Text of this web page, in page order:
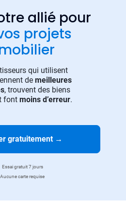
allié pour
projets
qui utilisent
de meilleures
, trouvent des biens
font moins d’erreur.
gratuitement →
Essai gratuit 7 jours
Aucune carte requise